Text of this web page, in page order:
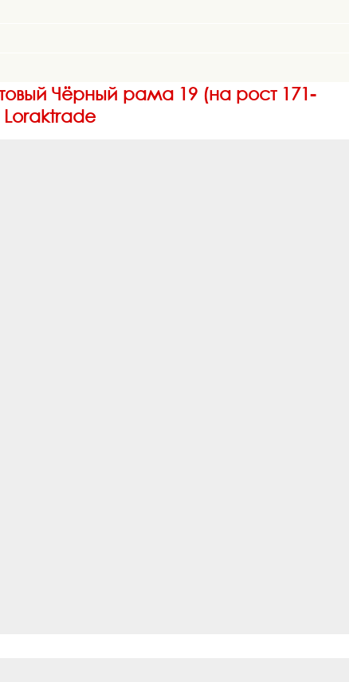
Чёрный рама 19 (на рост 171-
Loraktrade